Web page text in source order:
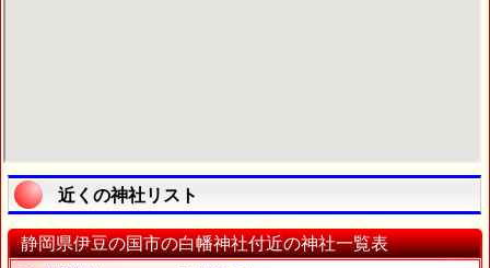
近くの神社リスト
静岡県伊豆の国市の白幡神社付近の神社一覧表